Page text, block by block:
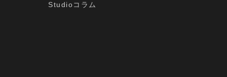
Studioコラム